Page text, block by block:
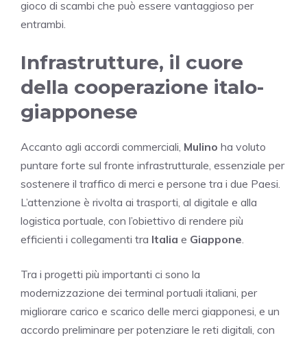
gioco di scambi che può essere vantaggioso per
entrambi.
Infrastrutture, il cuore
della cooperazione italo-
giapponese
Accanto agli accordi commerciali, Mulino ha voluto
puntare forte sul fronte infrastrutturale, essenziale per
sostenere il traffico di merci e persone tra i due Paesi.
L’attenzione è rivolta ai trasporti, al digitale e alla
logistica portuale, con l’obiettivo di rendere più
efficienti i collegamenti tra Italia e Giappone.
Tra i progetti più importanti ci sono la
modernizzazione dei terminal portuali italiani, per
migliorare carico e scarico delle merci giapponesi, e un
accordo preliminare per potenziare le reti digitali, con